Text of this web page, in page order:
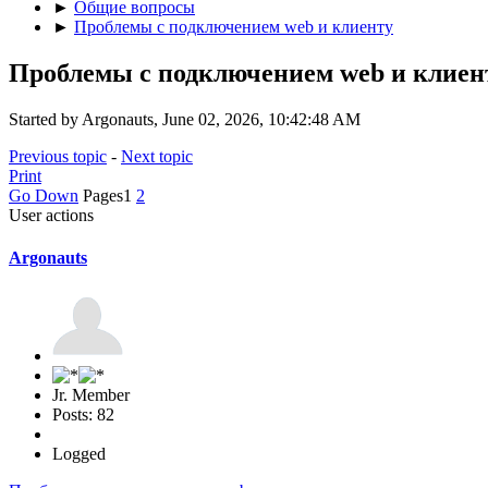
► Общие вопросы
► Проблемы с подключением web и клиенту
Проблемы с подключением web и
Started by Argonauts, June 02, 2026, 10:42:48 AM
Previous topic - Next topic
Print
Go Down Pages1 2
User actions
Argonauts
Jr. Member
Posts: 82
Logged